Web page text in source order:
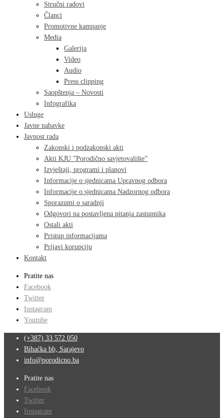
Stručni radovi
Članci
Promotivne kampanje
Media
Galerija
Video
Audio
Press clipping
Saopštenja – Novosti
Infografika
Usluge
Javne nabavke
Javnost rada
Zakonski i podzakonski akti
Akti KJU ”Porodično savjetovalište”
Izvještaji, programi i planovi
Informacije o sjednicama Upravnog odbora
Informacije o sjednicama Nadzornog odbora
Sporazumi o saradnji
Odgovori na postavljena pitanja zastupnika
Ostali akti
Pristup informacijama
Prijavi korupciju
Kontakt
Pratite nas
Facebook
Twitter
Instagram
Youtube
(+387) 33 572 050
Bihaćka bb, Sarajevo
info@porodicno.ba
Pratite nas
Facebook
Twitter
Instagram